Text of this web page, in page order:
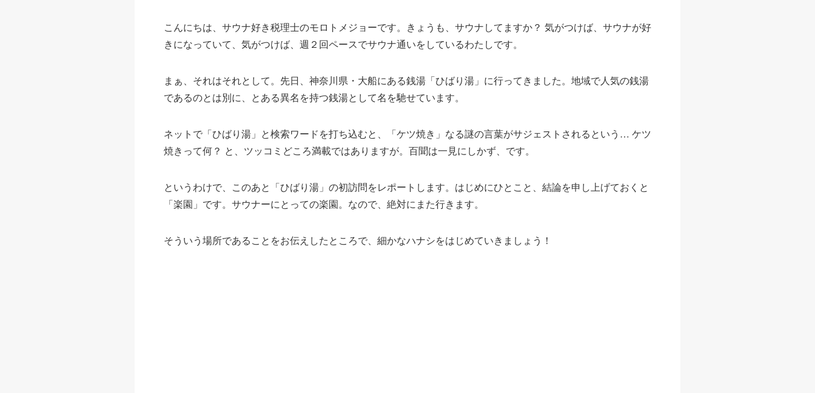
こんにちは、サウナ好き税理士のモロトメジョーです。きょうも、サウナしてますか？ 気がつけば、サウナが好
きになっていて、気がつけば、週２回ペースでサウナ通いをしているわたしです。
まぁ、それはそれとして。先日、神奈川県・大船にある銭湯「ひばり湯」に行ってきました。地域で人気の銭湯
であるのとは別に、とある異名を持つ銭湯として名を馳せています。
ネットで「ひばり湯」と検索ワードを打ち込むと、「ケツ焼き」なる謎の言葉がサジェストされるという… ケツ
焼きって何？ と、ツッコミどころ満載ではありますが。百聞は一見にしかず、です。
というわけで、このあと「ひばり湯」の初訪問をレポートします。はじめにひとこと、結論を申し上げておくと
「楽園」です。サウナーにとっての楽園。なので、絶対にまた行きます。
そういう場所であることをお伝えしたところで、細かなハナシをはじめていきましょう！